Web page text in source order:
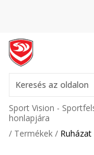
Keresés az oldalon
Sport Vision -
honlapjára
Termékek
Ruházat